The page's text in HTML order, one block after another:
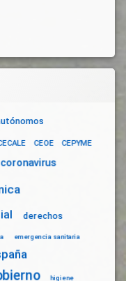
CEOE CEPYME
coronavirus
derechos
emergencia sanitaria
higiene